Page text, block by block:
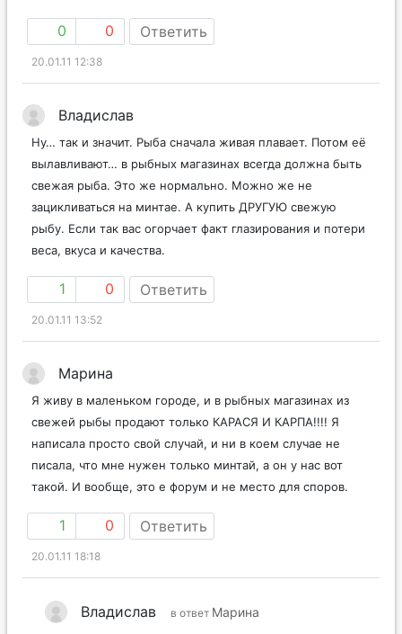
0 0 Ответить
20.01.11 12:38
Владислав
Ну… так и значит. Рыба сначала живая плавает. Потом её
вылавливают… в рыбных магазинах всегда должна быть
свежая рыба. Это же нормально. Можно же не
зацикливаться на минтае. А купить ДРУГУЮ свежую
рыбу. Если так вас огорчает факт глазирования и потери
веса, вкуса и качества.
1 0 Ответить
20.01.11 13:52
Марина
Я живу в маленьком городе, и в рыбных магазинах из
свежей рыбы продают только КАРАСЯ И КАРПА!!!! Я
написала просто свой случай, и ни в коем случае не
писала, что мне нужен только минтай, а он у нас вот
такой. И вообще, это е форум и не место для споров.
1 0 Ответить
20.01.11 18:18
Владислав в ответ Марина